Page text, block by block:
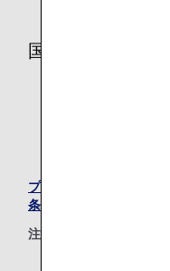
国際線
プレミアムポイントの
条件の一覧を参照してく
注:
ANAの便名でスタ